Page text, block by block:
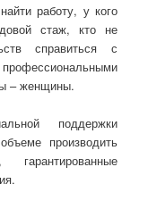
работу, у кого
стаж, кто не
справиться с
– женщины.
поддержки
производить